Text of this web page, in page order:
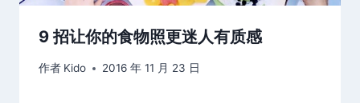
9 招让你的食物照更迷人有质感
作者 Kido 2016 年 11 月 23 日